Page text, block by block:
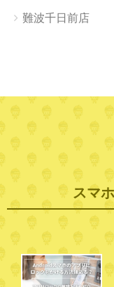
難波千日前店
スマ